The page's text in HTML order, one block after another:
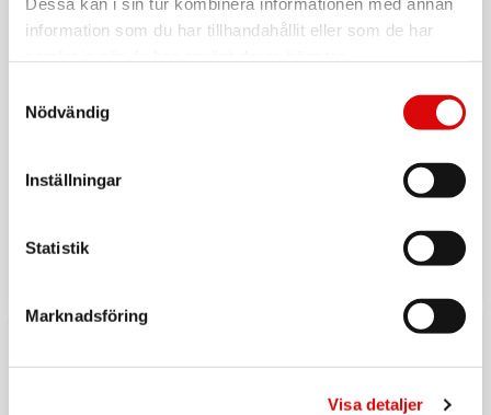
information som du har tillhandahållit eller som de har
Nödvändig
Inställningar
Statistik
Marknadsföring
Visa detaljer
Ladda upp inför hösten med ett handplockat sortiment av
produkter utvalda för säsongens efterfrågan och